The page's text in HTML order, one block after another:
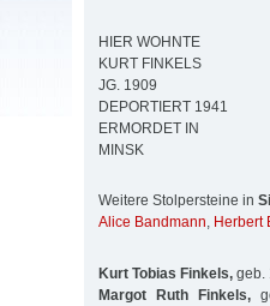
HIER WOHNTE
KURT FINKELS
JG. 1909
DEPORTIERT 1941
ERMORDET IN
MINSK
Weitere Stolpersteine in
Alice Bandmann, Herbert
Kurt Tobias Finkels, geb.
Margot Ruth Finkels,